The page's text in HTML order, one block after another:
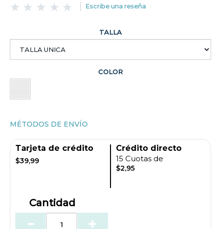
Escribe una reseña
TALLA
COLOR
MÉTODOS DE ENVÍO
Tarjeta de crédito
$39,99
Crédito directo
15 Cuotas de
$2,95
Cantidad